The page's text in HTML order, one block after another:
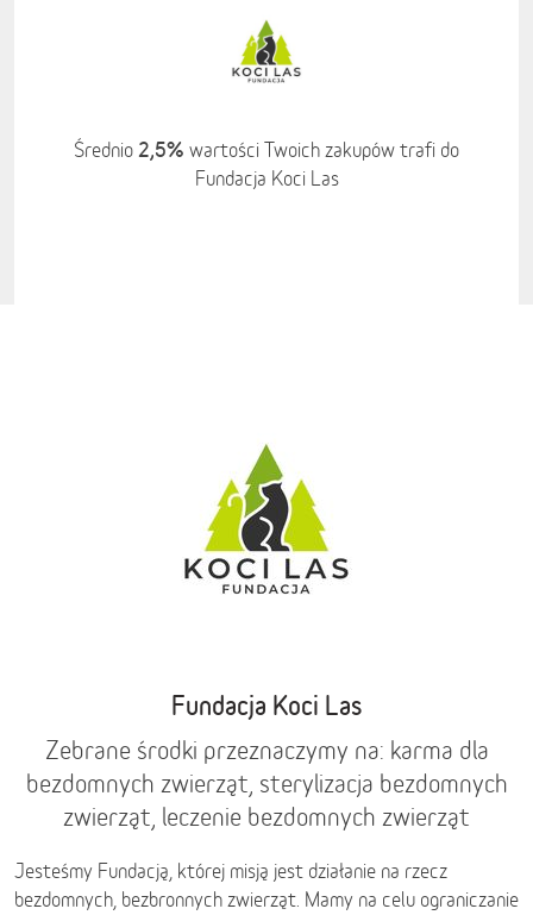
Średnio 2,5% wartości Twoich zakupów trafi do
Fundacja Koci Las
Fundacja Koci Las
Zebrane środki przeznaczymy na: karma dla
bezdomnych zwierząt, sterylizacja bezdomnych
zwierząt, leczenie bezdomnych zwierząt
Jesteśmy Fundacją, której misją jest działanie na rzecz
bezdomnych, bezbronnych zwierząt. Mamy na celu ograniczanie